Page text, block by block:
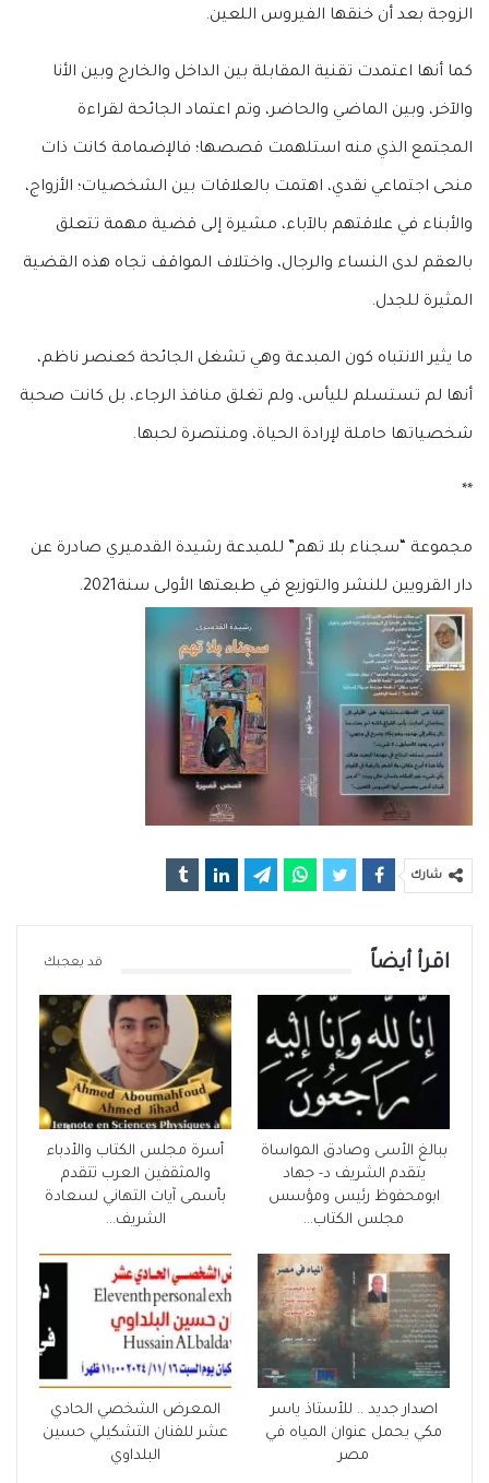
الزوجة بعد أن خنقها الفيروس اللعين.
كما أنها اعتمدت تقنية المقابلة بين الداخل والخارج وبين الأنا
والآخر، وبين الماضي والحاضر، وتم اعتماد الجائحة لقراءة
المجتمع الذي منه استلهمت قصصها؛ فالإضمامة كانت ذات
منحى اجتماعي نقدي، اهتمت بالعلاقات بين الشخصيات؛ الأزواج،
والأبناء في علاقتهم بالآباء، مشيرة إلى قضية مهمة تتعلق
بالعقم لدى النساء والرجال، واختلاف المواقف تجاه هذه القضية
المثيرة للجدل.
ما يثير الانتباه كون المبدعة وهي تشغل الجائحة كعنصر ناظم،
أنها لم تستسلم لليأس، ولم تغلق منافذ الرجاء، بل كانت صحبة
شخصياتها حاملة لإرادة الحياة، ومنتصرة لحبها.
**
مجموعة “سجناء بلا تهم” للمبدعة رشيدة القدميري صادرة عن
دار القرويين للنشر والتوزيع في طبعتها الأولى سنة2021.
شارك
اقرأ أيضاً قد يعجبك
ببالغ الأسى وصادق المواساة
يتقدم الشريف د- جهاد
ابومحفوظ رئيس ومؤسس
مجلس الكتاب…
أسرة مجلس الكتاب والأدباء
والمثقفين العرب تتقدم
بأسمى آيات التهاني لسعادة
الشريف…
اصدار جديد .. للأستاذ ياسر
مكي يحمل عنوان المياه في
مصر
المعرض الشخصي الحادي
عشر للفنان التشكيلي حسين
البلداوي